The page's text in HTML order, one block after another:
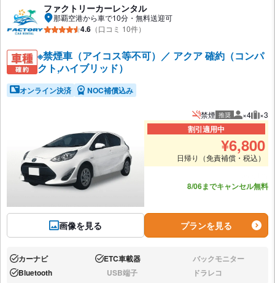
ファクトリーカーレンタル
那覇空港から車で10分・無料送迎可
4.6 （口コミ 10件）
※禁煙車（アイコス等不可）／ アクア 確約（コンパ
クト,ハイブリッド）
オンライン決済 NOC補償込み
画像を見る
禁煙 推奨 推奨人数
×4 推
×3
割引適用中
¥6,800
日帰り（免責補償・税込）
8/06までキャンセル無料
プランを見る
あり:カーナビ あり:ETC車載器 なし:バックモニター
あり:Bluetooth なし:USB端子 なし:ドラレコ